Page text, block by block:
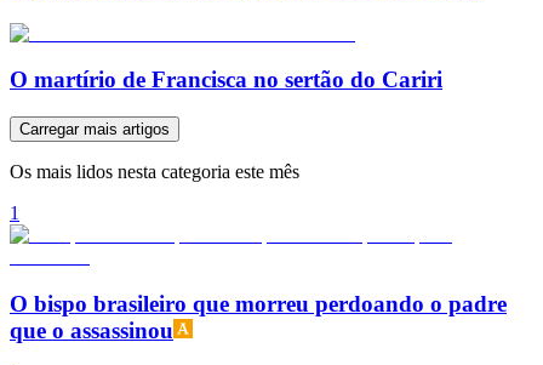
O martírio de Francisca no sertão do Cariri
Carregar mais artigos
Os mais lidos nesta categoria este mês
1
O bispo brasileiro que morreu perdoando o padre
que o assassinou